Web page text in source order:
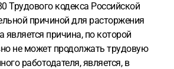
Трудового кодекса Российской
причиной для расторжения
является причина, по которой
не может продолжать трудовую
работодателя, является, в